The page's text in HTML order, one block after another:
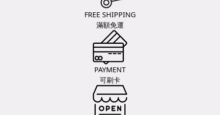
FREE SHIPPING
滿額免運
PAYMENT
可刷卡